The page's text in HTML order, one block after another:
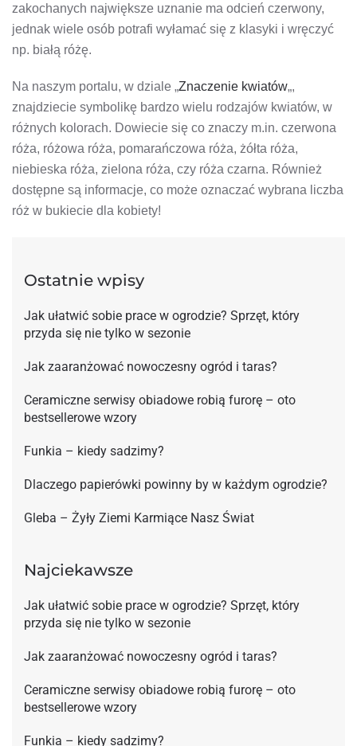
zakochanych największe uznanie ma odcień czerwony,
jednak wiele osób potrafi wyłamać się z klasyki i wręczyć
np. białą różę.
Na naszym portalu, w dziale „Znaczenie kwiatów„,
znajdziecie symbolikę bardzo wielu rodzajów kwiatów, w
różnych kolorach. Dowiecie się co znaczy m.in. czerwona
róża, różowa róża, pomarańczowa róża, żółta róża,
niebieska róża, zielona róża, czy róża czarna. Również
dostępne są informacje, co może oznaczać wybrana liczba
róż w bukiecie dla kobiety!
Ostatnie wpisy
Jak ułatwić sobie prace w ogrodzie? Sprzęt, który
przyda się nie tylko w sezonie
Jak zaaranżować nowoczesny ogród i taras?
Ceramiczne serwisy obiadowe robią furorę – oto
bestsellerowe wzory
Funkia – kiedy sadzimy?
Dlaczego papierówki powinny by w każdym ogrodzie?
Gleba – Żyły Ziemi Karmiące Nasz Świat
Najciekawsze
Jak ułatwić sobie prace w ogrodzie? Sprzęt, który
przyda się nie tylko w sezonie
Jak zaaranżować nowoczesny ogród i taras?
Ceramiczne serwisy obiadowe robią furorę – oto
bestsellerowe wzory
Funkia – kiedy sadzimy?